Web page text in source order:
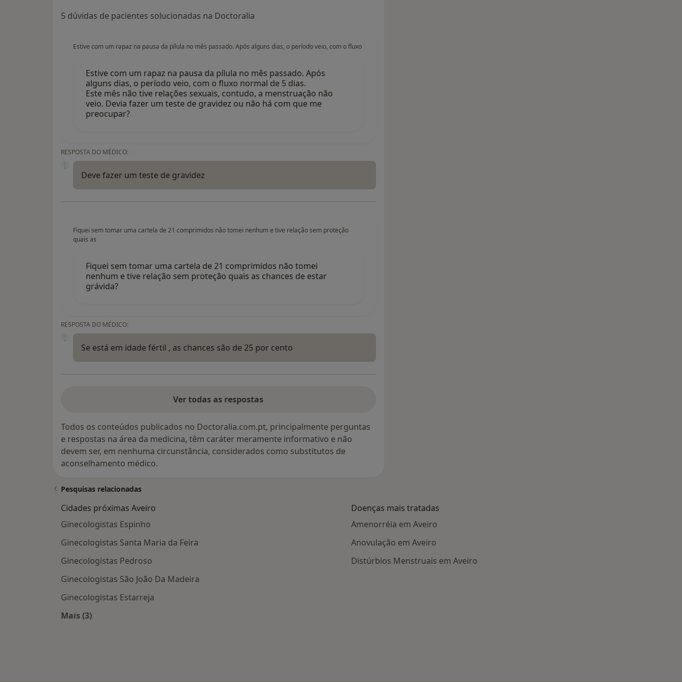
5 dúvidas de pacientes solucionadas na Doctoralia
Estive com um rapaz na pausa da pílula no mês passado. Após alguns dias, o período veio, com o fluxo
Estive com um rapaz na pausa da pílula no mês passado. Após
alguns dias, o período veio, com o fluxo normal de 5 dias.
Este mês não tive relações sexuais, contudo, a menstruação não
veio. Devia fazer um teste de gravidez ou não há com que me
preocupar?
RESPOSTA DO MÉDICO:
Deve fazer um teste de gravidez
Fiquei sem tomar uma cartela de 21 comprimidos não tomei nenhum e tive relação sem proteção
quais as
Fiquei sem tomar uma cartela de 21 comprimidos não tomei
nenhum e tive relação sem proteção quais as chances de estar
grávida?
RESPOSTA DO MÉDICO:
Se está em idade fértil , as chances são de 25 por cento
Ver todas as respostas
Todos os conteúdos publicados no Doctoralia.com.pt, principalmente perguntas
e respostas na área da medicina, têm caráter meramente informativo e não
devem ser, em nenhuma circunstância, considerados como substitutos de
aconselhamento médico.
Pesquisas relacionadas
Cidades próximas Aveiro
Ginecologistas Espinho
Ginecologistas Santa Maria da Feira
Ginecologistas Pedroso
Ginecologistas São João Da Madeira
Ginecologistas Estarreja
Mais (3)
Doenças mais tratadas
Amenorréia em Aveiro
Anovulação em Aveiro
Distúrbios Menstruais em Aveiro